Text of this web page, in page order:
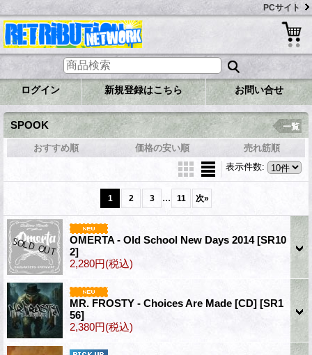
PCサイト
ログイン 新規登録はこちら お問い合せ
SPOOK 一覧
おすすめ順 価格の安い順
売れ筋順
表示件数:
1 2 3 ... 11 次»
OMERTA - Old School New Days 2014[SR10
2]
2,280円(税込)
MR. FROSTY - Choices Are Made [CD] [SR1
56]
2,380円(税込)